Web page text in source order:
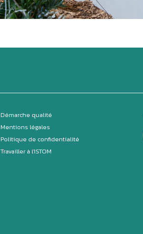
Démarche qualité
Mentions légales
Politique de confidentialité
Travailler à l'ISTOM